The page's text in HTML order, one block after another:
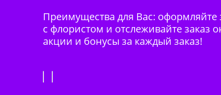
Преимущества для Вас: оформляйте
с флористом и отслеживайте заказ
акции и бонусы за каждый заказ!